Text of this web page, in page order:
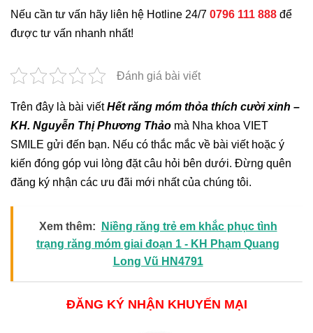
Nếu cần tư vấn hãy liên hệ Hotline 24/7 0796 111 888 để
được tư vấn nhanh nhất!
Đánh giá bài viết
Trên đây là bài viếtHết răng móm thỏa thích cười xinh –
KH. Nguyễn Thị Phương Thảo mà Nha khoa VIET
SMILE gửi đến bạn. Nếu có thắc mắc về bài viết hoặc ý
kiến đóng góp vui lòng đặt câu hỏi bên dưới. Đừng quên
đăng ký nhận các ưu đãi mới nhất của chúng tôi.
Xem thêm:
Niềng răng trẻ em khắc phục tình
trạng răng móm giai đoạn 1 - KH Phạm Quang
Long Vũ HN4791
ĐĂNG KÝ NHẬN KHUYẾN MẠI